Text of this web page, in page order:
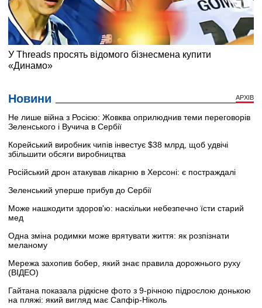
Новини АРХІВ
Не лише війна з Росією: Жовква оприлюднив теми переговорів
Зеленського і Вучича в Сербії
Корейський виробник чипів інвестує $38 млрд, щоб удвічі
збільшити обсяги виробництва
Російський дрон атакував лікарню в Херсоні: є постраждалі
Зеленський уперше прибув до Сербії
Може нашкодити здоров'ю: наскільки небезпечно їсти старий
мед
Одна зміна родимки може врятувати життя: як розпізнати
меланому
Мережа захопив бобер, який знає правила дорожнього руху
(ВІДЕО)
Гайтана показала рідкісне фото з 9-річною підрослою донькою
на пляжі: який вигляд має Сапфір-Ніколь